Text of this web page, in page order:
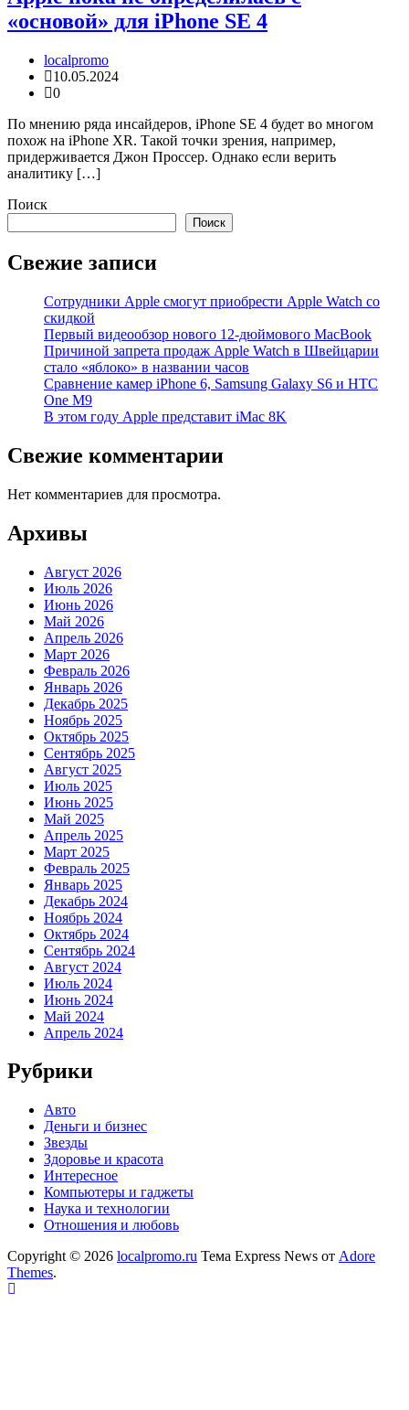
«основой» для iPhone SE 4
localpromo
10.05.2024
0
По мнению ряда инсайдеров, iPhone SE 4 будет во многом
похож на iPhone XR. Такой точки зрения, например,
придерживается Джон Проссер. Однако если верить
аналитику […]
Поиск
Поиск
Свежие записи
Сотрудники Apple смогут приобрести Apple Watch со
скидкой
Первый видеообзор нового 12-дюймового MacBook
Причиной запрета продаж Apple Watch в Швейцарии
стало «яблоко» в названии часов
Cравнение камер iPhone 6, Samsung Galaxy S6 и HTC
One M9
В этом году Apple представит iMac 8K
Свежие комментарии
Нет комментариев для просмотра.
Архивы
Август 2026
Июль 2026
Июнь 2026
Май 2026
Апрель 2026
Март 2026
Февраль 2026
Январь 2026
Декабрь 2025
Ноябрь 2025
Октябрь 2025
Сентябрь 2025
Август 2025
Июль 2025
Июнь 2025
Май 2025
Апрель 2025
Март 2025
Февраль 2025
Январь 2025
Декабрь 2024
Ноябрь 2024
Октябрь 2024
Сентябрь 2024
Август 2024
Июль 2024
Июнь 2024
Май 2024
Апрель 2024
Рубрики
Авто
Деньги и бизнес
Звезды
Здоровье и красота
Интересное
Компьютеры и гаджеты
Наука и технологии
Отношения и любовь
Copyright © 2026 localpromo.ru Тема Express News от Adore
Themes.